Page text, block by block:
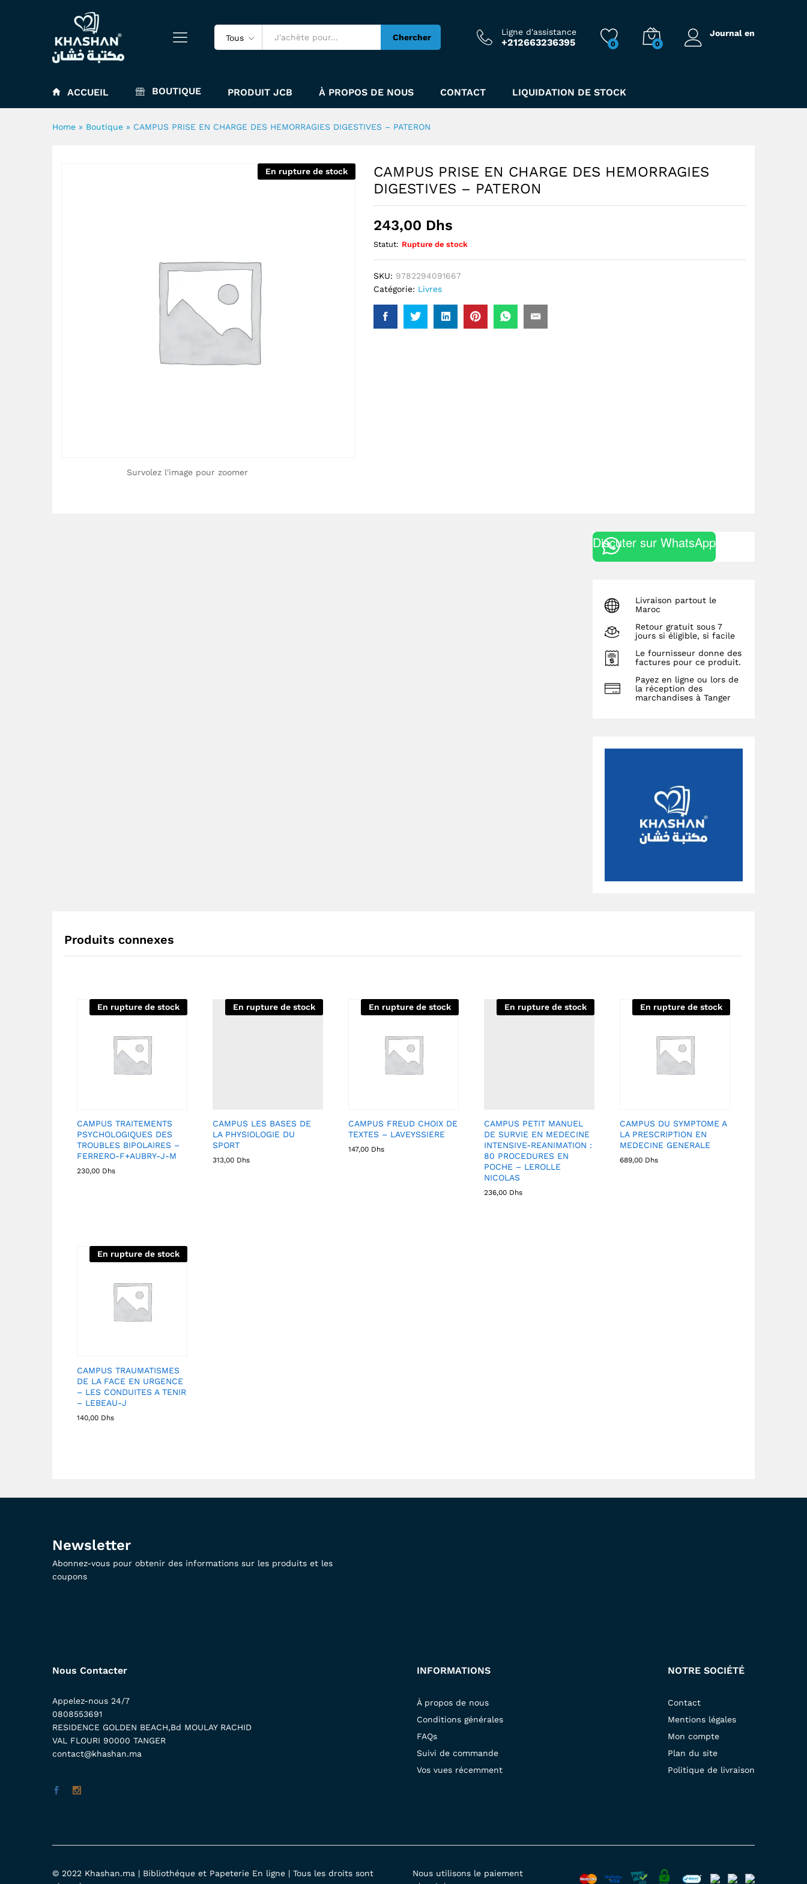
Tous Chercher
Ligne d'assistance
+212663236395 0 0
Journal en
ACCUEIL BOUTIQUE PRODUIT JCB À PROPOS DE NOUS CONTACT LIQUIDATION DE STOCK
Home » Boutique » CAMPUS PRISE EN CHARGE DES HEMORRAGIES DIGESTIVES – PATERON
En rupture de stock
Survolez l'image pour zoomer
CAMPUS PRISE EN CHARGE DES HEMORRAGIES
DIGESTIVES – PATERON
243,00 Dhs
Statut: Rupture de stock
SKU: 9782294091667
Catégorie: Livres
Discuter sur WhatsApp
Livraison partout le
Maroc
Retour gratuit sous 7
jours si éligible, si facile
Le fournisseur donne des
factures pour ce produit.
Payez en ligne ou lors de
la réception des
marchandises à Tanger
Produits connexes
En rupture de stock
CAMPUS TRAITEMENTS
PSYCHOLOGIQUES DES
TROUBLES BIPOLAIRES –
FERRERO-F+AUBRY-J-M
230,00 Dhs
En rupture de stock
CAMPUS LES BASES DE
LA PHYSIOLOGIE DU
SPORT
313,00 Dhs
En rupture de stock
CAMPUS FREUD CHOIX DE
TEXTES – LAVEYSSIERE
147,00 Dhs
En rupture de stock
CAMPUS PETIT MANUEL
DE SURVIE EN MEDECINE
INTENSIVE-REANIMATION :
80 PROCEDURES EN
POCHE – LEROLLE
NICOLAS
236,00 Dhs
En rupture de stock
CAMPUS DU SYMPTOME A
LA PRESCRIPTION EN
MEDECINE GENERALE
689,00 Dhs
En rupture de stock
CAMPUS TRAUMATISMES
DE LA FACE EN URGENCE
– LES CONDUITES A TENIR
– LEBEAU-J
140,00 Dhs
Newsletter
Abonnez-vous pour obtenir des informations sur les produits et les
coupons
Nous Contacter
Appelez-nous 24/7
0808553691
RESIDENCE GOLDEN BEACH,Bd MOULAY RACHID
VAL FLOURI 90000 TANGER
contact@khashan.ma
INFORMATIONS
À propos de nous
Conditions générales
FAQs
Suivi de commande
Vos vues récemment
NOTRE SOCIÉTÉ
Contact
Mentions légales
Mon compte
Plan du site
Politique de livraison
© 2022 Khashan.ma | Bibliothéque et Papeterie En ligne | Tous les droits sont
Nous utilisons le paiement